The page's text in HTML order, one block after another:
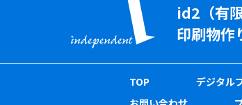
id2（有
印刷物作
TOP デジタル